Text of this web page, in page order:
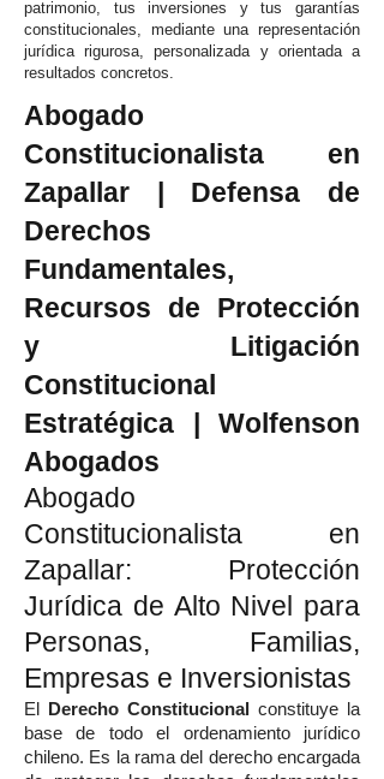
patrimonio, tus inversiones y tus garantías
constitucionales, mediante una representación
jurídica rigurosa, personalizada y orientada a
resultados concretos.
Abogado
Constitucionalista en
Zapallar | Defensa de
Derechos
Fundamentales,
Recursos de Protección
y Litigación
Constitucional
Estratégica | Wolfenson
Abogados
Abogado
Constitucionalista en
Zapallar: Protección
Jurídica de Alto Nivel para
Personas, Familias,
Empresas e Inversionistas
El Derecho Constitucional
constituye la
base de todo el ordenamiento jurídico
chileno. Es la rama del derecho encargada